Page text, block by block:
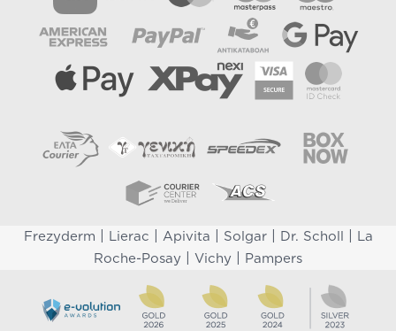
Frezyderm Lierac Apivita Solgar| Dr. Scholl
La
Roche-Posay
Vichy Pampers